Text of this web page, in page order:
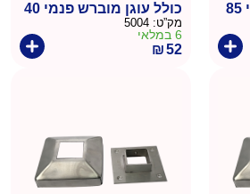
כולל עוגן מוברש פנמי 40
חצוני 105
מק”ט: 5004
6 במלאי
₪52